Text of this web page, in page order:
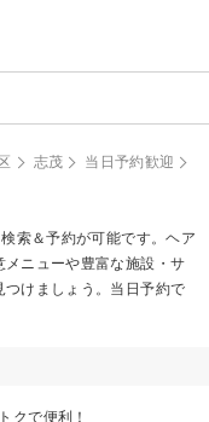
志茂
当日予約歓迎
索＆予約が可能です。ヘア
ニューや豊富な施設・サ
けましょう。当日予約で
クで便利！